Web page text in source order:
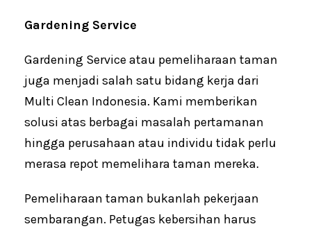
Gardening Service
Gardening Service atau pemeliharaan taman
juga menjadi salah satu bidang kerja dari
Multi Clean Indonesia. Kami memberikan
solusi atas berbagai masalah pertamanan
hingga perusahaan atau individu tidak perlu
merasa repot memelihara taman mereka.
Pemeliharaan taman bukanlah pekerjaan
sembarangan. Petugas kebersihan harus